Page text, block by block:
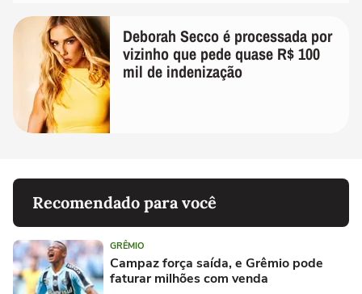
Deborah Secco é processada por
vizinho que pede quase R$ 100
mil de indenização
Recomendado para você
GRÊMIO
Campaz força saída, e Grêmio pode
faturar milhões com venda